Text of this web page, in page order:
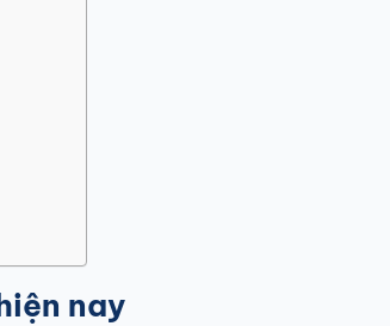
nay